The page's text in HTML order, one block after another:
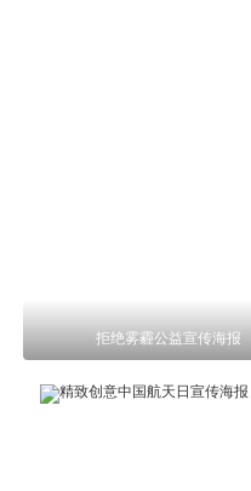
拒绝雾霾公益宣传海报